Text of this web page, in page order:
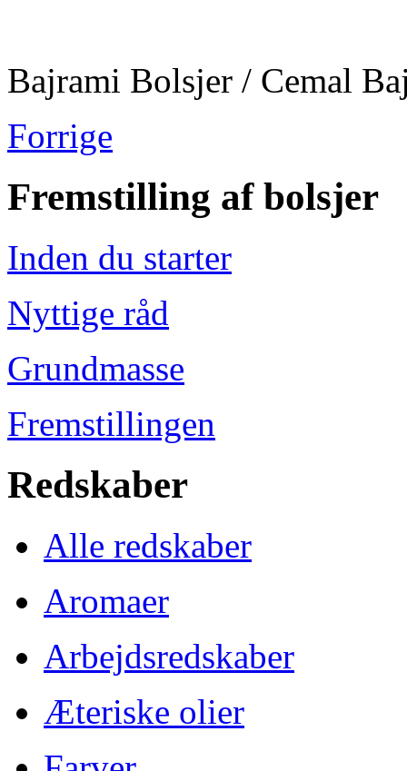
Bajrami Bolsjer / Cemal
Forrige
Fremstilling af bolsjer
Inden du starter
Nyttige råd
Grundmasse
Fremstillingen
Redskaber
Alle redskaber
Aromaer
Arbejdsredskaber
Æteriske olier